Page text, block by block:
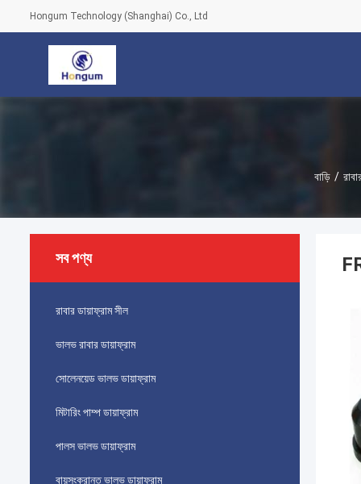
Hongum Technology (Shanghai) Co., Ltd
বাড়ি /
সব পণ্য
রাবার ডায়াফ্রাম সীল
ভালভ রাবার ডায়াফ্রাম
সোলেনয়েড ভালভ ডায়াফ্রাম
মিটারিং পাম্প ডায়াফ্রাম
পালস ভালভ ডায়াফ্রাম
বায়ুসংক্রান্ত ভালভ ডায়াফ্রাম